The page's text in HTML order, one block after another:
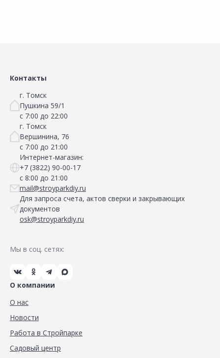
Контакты
г. Томск
Пушкина 59/1
с 7:00 до 22:00
г. Томск
Вершинина, 76
с 7:00 до 21:00
Интернет-магазин:
+7 (3822) 90-00-17
с 8:00 до 21:00
mail@stroyparkdiy.ru
Для запроса счета, актов сверки и закрывающих
документов
osk@stroyparkdiy.ru
Мы в соц. сетях:
О компании
О нас
Новости
Работа в Стройпарке
Садовый центр